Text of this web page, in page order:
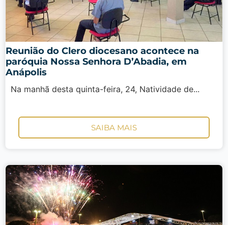
Reunião do Clero diocesano acontece na
paróquia Nossa Senhora D’Abadia, em
Anápolis
Na manhã desta quinta-feira, 24, Natividade de...
SAIBA MAIS